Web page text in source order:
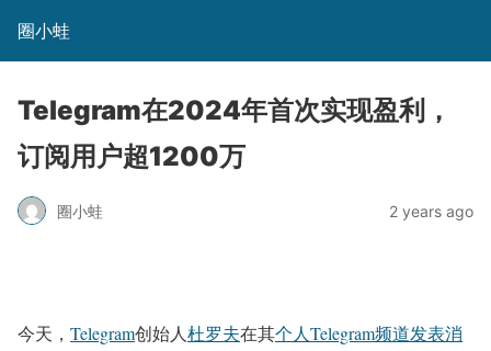
圈小蛙
Telegram在2024年首次实现盈利，
订阅用户超1200万
圈小蛙 2 years ago
今天， Telegram创始人杜罗夫在其个人Telegram频道发表消